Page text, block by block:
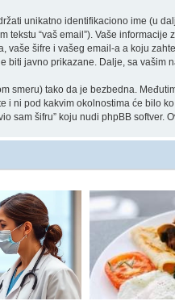
unikatno identifikaciono ime (u
tekstu “vaš email”). Vaše
vaše šifre i vašeg email-a a koju
biti javno prikazane. Dalje, sa
smeru) tako da je bezbedna.
i ni pod kakvim okolnostima će bilo
sam šifru” koju nudi phpBB